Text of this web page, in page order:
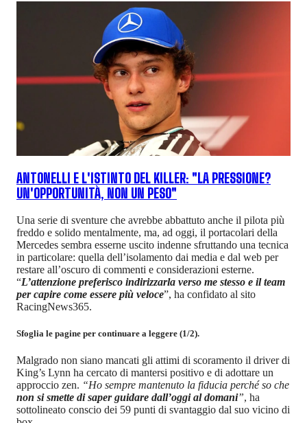
ANTONELLI E L'ISTINTO DEL KILLER: "LA PRESSIONE?
UN'OPPORTUNITÀ, NON UN PESO"
Una serie di sventure che avrebbe abbattuto anche il pilota più
freddo e solido mentalmente, ma, ad oggi, il portacolari della
Mercedes sembra esserne uscito indenne sfruttando una tecnica
in particolare: quella dell’isolamento dai media e dal web per
restare all’oscuro di commenti e considerazioni esterne.
“L’attenzione preferisco indirizzarla verso me stesso e il team
per capire come essere più veloce”, ha confidato al sito
RacingNews365.
Sfoglia le pagine per continuare a leggere (1/2).
Malgrado non siano mancati gli attimi di scoramento il driver di
King’s Lynn ha cercato di mantersi positivo e di adottare un
approccio zen. “Ho sempre mantenuto la fiducia perché so che
non si smette di saper guidare dall’oggi al domani”, ha
sottolineato conscio dei 59 punti di svantaggio dal suo vicino di